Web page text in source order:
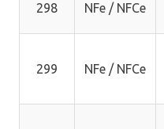
298 NFe / NFCe
299 NFe / NFCe